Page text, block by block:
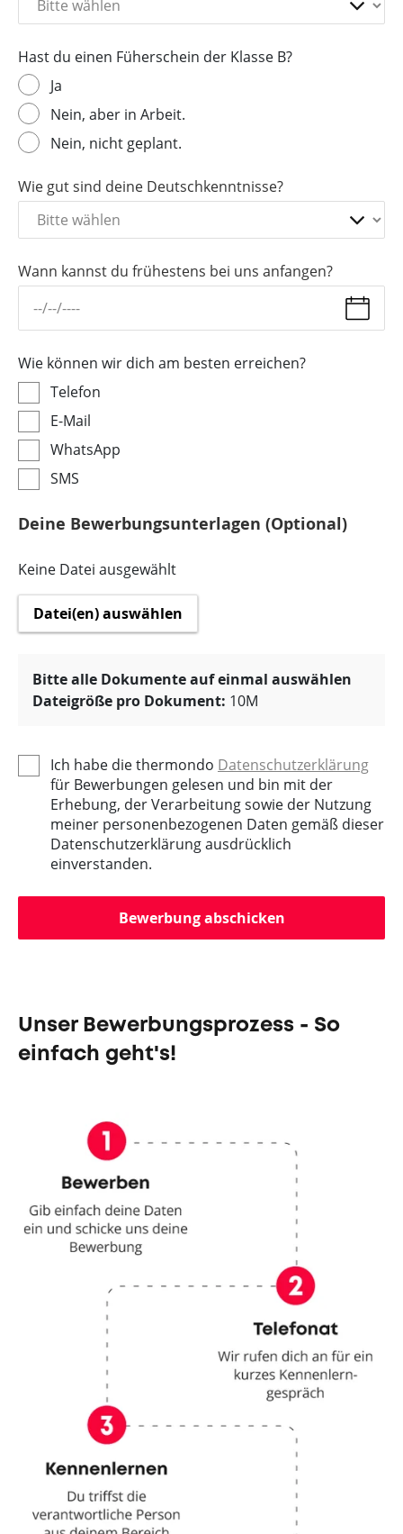
Hast du einen Füherschein der Klasse B?
Ja
Nein, aber in Arbeit.
Nein, nicht geplant.
Wie gut sind deine Deutschkenntnisse?
Wann kannst du frühestens bei uns anfangen?
Wie können wir dich am besten erreichen?
Telefon
E-Mail
WhatsApp
SMS
Deine Bewerbungsunterlagen (Optional)
Keine Datei ausgewählt
Datei(en) auswählen
Bitte alle Dokumente auf einmal auswählen
Dateigröße pro Dokument: 10M
Ich habe die thermondo Datenschutzerklärung
für Bewerbungen gelesen und bin mit der
Erhebung, der Verarbeitung sowie der Nutzung
meiner personenbezogenen Daten gemäß dieser
Datenschutzerklärung ausdrücklich
einverstanden.
Bewerbung abschicken
Unser Bewerbungsprozess - So
einfach geht's!